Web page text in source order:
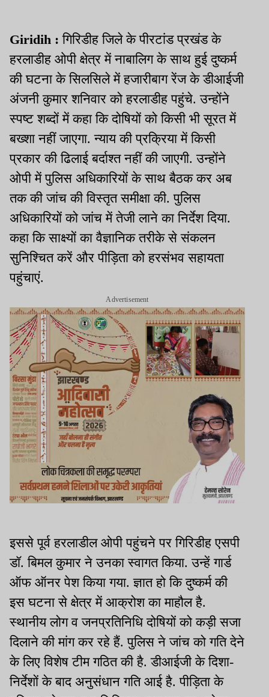
Giridih :गिरिडीह जिले के पीरटांड प्रखंड के
हरलाडीह ओपी क्षेत्र में नाबालिग के साथ हुई दुष्कर्म
की घटना के सिलसिले में हजारीबाग रेंज के डीआईजी
अंजनी कुमार शनिवार को हरलाडीह पहुंचे. उन्होंने
स्पष्ट शब्दों में कहा कि दोषियों को किसी भी सूरत में
बख्शा नहीं जाएगा. न्याय की प्रक्रिया में किसी
प्रकार की ढिलाई बर्दाश्त नहीं की जाएगी. उन्होंने
ओपी में पुलिस अधिकारियों के साथ बैठक कर अब
तक की जांच की विस्तृत समीक्षा की. पुलिस
अधिकारियों को जांच में तेजी लाने का निर्देश दिया.
कहा कि साक्ष्यों का वैज्ञानिक तरीके से संकलन
सुनिश्चित करें और पीड़िता को हरसंभव सहायता
पहुंचाएं.
Advertisement
इससे पूर्व हरलाडील ओपी पहुंचने पर गिरिडीह एसपी
डॉ. बिमल कुमार ने उनका स्वागत किया. उन्हें गार्ड
ऑफ ऑनर पेश किया गया. ज्ञात हो कि दुष्कर्म की
इस घटना से क्षेत्र में आक्रोश का माहौल है.
स्थानीय लोग व जनप्रतिनिधि दोषियों को कड़ी सजा
दिलाने की मांग कर रहे हैं. पुलिस ने जांच को गति देने
के लिए विशेष टीम गठित की है. डीआईजी के दिशा-
निर्देशों के बाद अनुसंधान गति आई है. पीड़िता के